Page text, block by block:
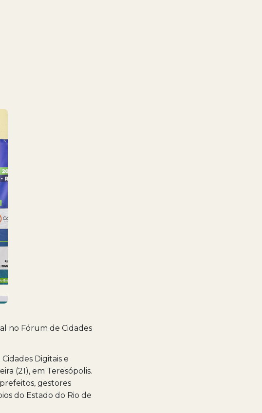
no Fórum de Cidades
Digitais e
(21), em Teresópolis.
gestores
do Estado do Rio de